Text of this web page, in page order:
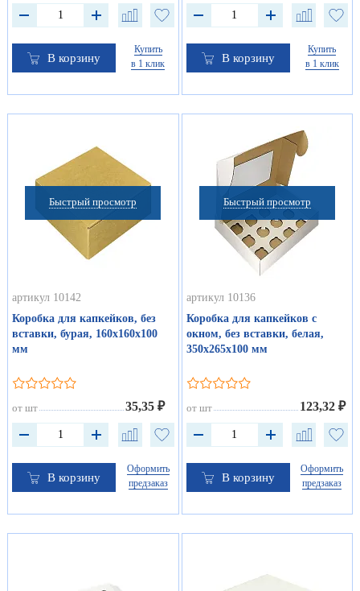
В корзину
Купить
в 1 клик
В корзину
Купить
в 1 клик
Быстрый просмотр
артикул 10142
Коробка для капкейков, без
вставки, бурая, 160х160х100
мм
от шт 35,35 ₽
В корзину
Оформить
предзаказ
Быстрый просмотр
артикул 10136
Коробка для капкейков с
окном, без вставки, белая,
350х265х100 мм
от шт 123,32 ₽
В корзину
Оформить
предзаказ